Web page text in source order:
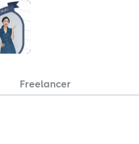
Freelancer